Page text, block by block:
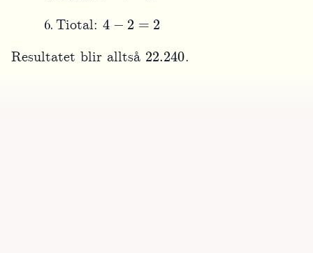
Tiotal: 4 =
Resultatet blir alltså 22.240.